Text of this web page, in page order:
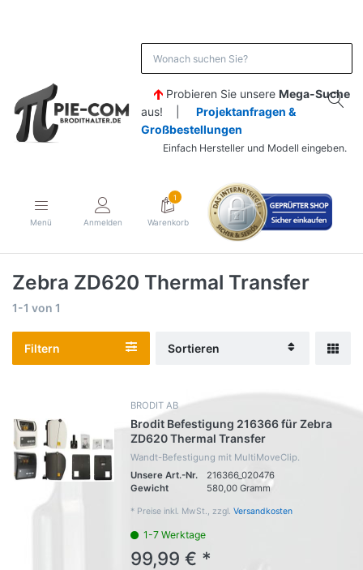
Probieren Sie unsere Mega-Suche
aus! | Projektanfragen &
Großbestellungen
Einfach Hersteller und Modell eingeben.
Menü Anmelden
1
Warenkorb
Zebra ZD620 Thermal Transfer
1-1 von 1
Filtern Sortieren
BRODIT AB
Brodit Befestigung 216366 für Zebra
ZD620 Thermal Transfer
Wandt-Befestigung mit MultiMoveClip.
Unsere Art.-Nr.
216366_020476
Gewicht
580,00 Gramm
* Preise inkl. MwSt., zzgl. Versandkosten
1-7 Werktage
99,99 € *